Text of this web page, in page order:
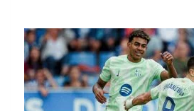
الكوكب
كأس العالم للرياضات الإلكترونية شاهد على ريادة المملكة والنهضة الشاملة فيها